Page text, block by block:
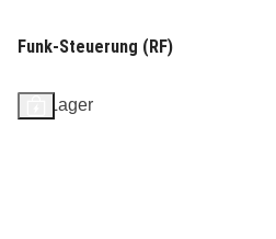
Funk-Steuerung (RF)
Auf Lager